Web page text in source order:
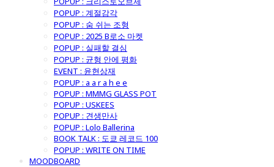
POPUP : 계절감각
POPUP : 숨 쉬는 조형
POPUP : 2025 B로소 마켓
POPUP : 실패할 결심
POPUP : 균형 안에 평화
EVENT : 윤현상재
POPUP : a a r a h e e
POPUP : MMMG GLASS POT
POPUP : USKEES
POPUP : 견생만사
POPUP : Lolo Ballerina
BOOK TALK : 도쿄 레코드 100
POPUP : WRITE ON TIME
MOODBOARD